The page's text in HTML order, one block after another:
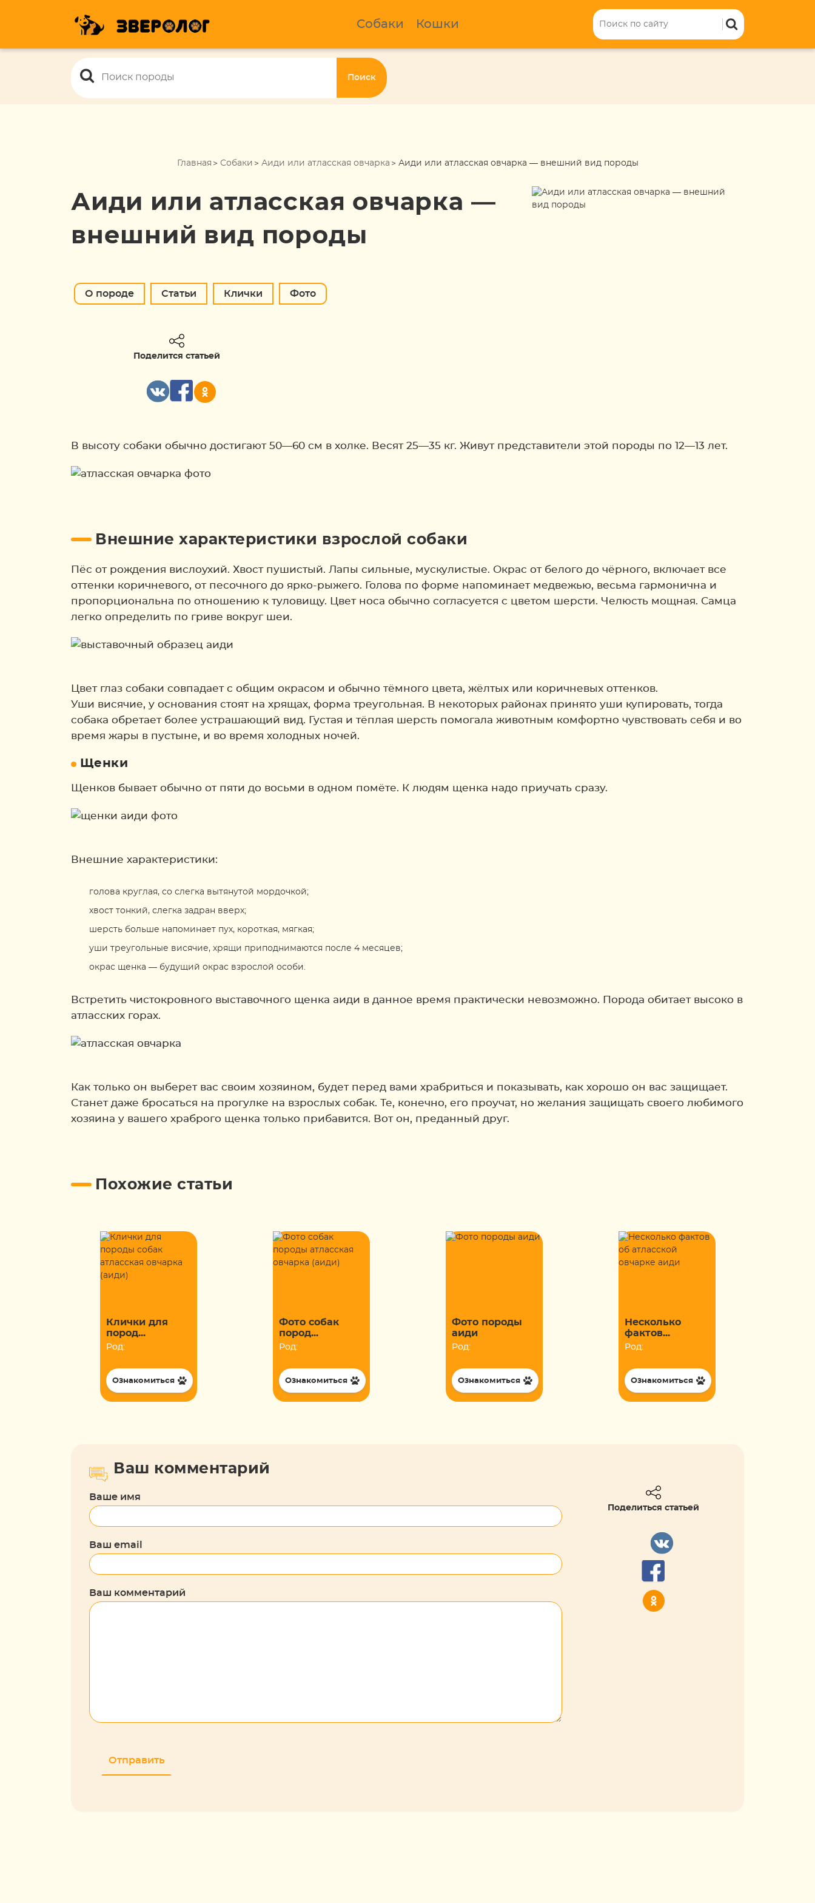
Собаки Кошки
Поиск
Главная Собаки Аиди или атласская овчарка Аиди или атласская овчарка — внешний вид породы
Аиди или атласская овчарка —
внешний вид породы
О породе Статьи Клички Фото
Поделится статьей
В высоту собаки обычно достигают 50—60 см в холке. Весят 25—35 кг. Живут представители этой породы по 12—13 лет.
Внешние характеристики взрослой собаки
Пёс от рождения вислоухий. Хвост пушистый. Лапы сильные, мускулистые. Окрас от белого до чёрного, включает все
оттенки коричневого, от песочного до ярко-рыжего. Голова по форме напоминает медвежью, весьма гармонична и
пропорциональна по отношению к туловищу. Цвет носа обычно согласуется с цветом шерсти. Челюсть мощная. Самца
легко определить по гриве вокруг шеи.
Цвет глаз собаки совпадает с общим окрасом и обычно тёмного цвета, жёлтых или коричневых оттенков.
Уши висячие, у основания стоят на хрящах, форма треугольная. В некоторых районах принято уши купировать, тогда
собака обретает более устрашающий вид. Густая и тёплая шерсть помогала животным комфортно чувствовать себя и во
время жары в пустыне, и во время холодных ночей.
Щенки
Щенков бывает обычно от пяти до восьми в одном помёте. К людям щенка надо приучать сразу.
Внешние характеристики:
голова круглая, со слегка вытянутой мордочкой;
хвост тонкий, слегка задран вверх;
шерсть больше напоминает пух, короткая, мягкая;
уши треугольные висячие, хрящи приподнимаются после 4 месяцев;
окрас щенка — будущий окрас взрослой особи.
Встретить чистокровного выставочного щенка аиди в данное время практически невозможно. Порода обитает высоко в
атласских горах.
Как только он выберет вас своим хозяином, будет перед вами храбриться и показывать, как хорошо он вас защищает.
Станет даже бросаться на прогулке на взрослых собак. Те, конечно, его проучат, но желания защищать своего любимого
хозяина у вашего храброго щенка только прибавится. Вот он, преданный друг.
Похожие статьи
Клички для
пород...
Род:
Ознакомиться
Фото собак
пород...
Род:
Ознакомиться
Фото породы
аиди
Род:
Ознакомиться
Несколько
фактов...
Род:
Ознакомиться
Ваш комментарий
Ваше имя
Ваш email
Ваш комментарий
Поделиться статьей